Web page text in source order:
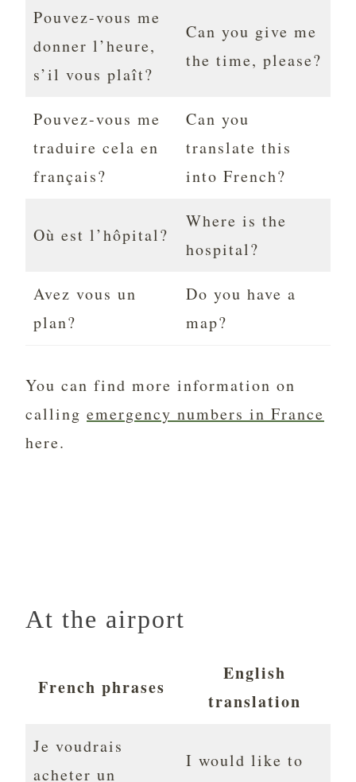
Pouvez-vous me
donner l’heure,
s’il vous plaît?
Can you give me
the time, please?
Pouvez-vous me
traduire cela en
français?
Can you
translate this
into French?
Où est l’hôpital?
Where is the
hospital?
Avez vous un
plan?
Do you have a
map?
You can find more information on
calling emergency numbers in France
here.
At the airport
French phrases
English
translation
Je voudrais
acheter un
I would like to